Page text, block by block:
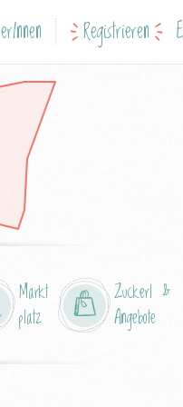
Registrieren
Markt
platz
Zuckerl &
Angebote